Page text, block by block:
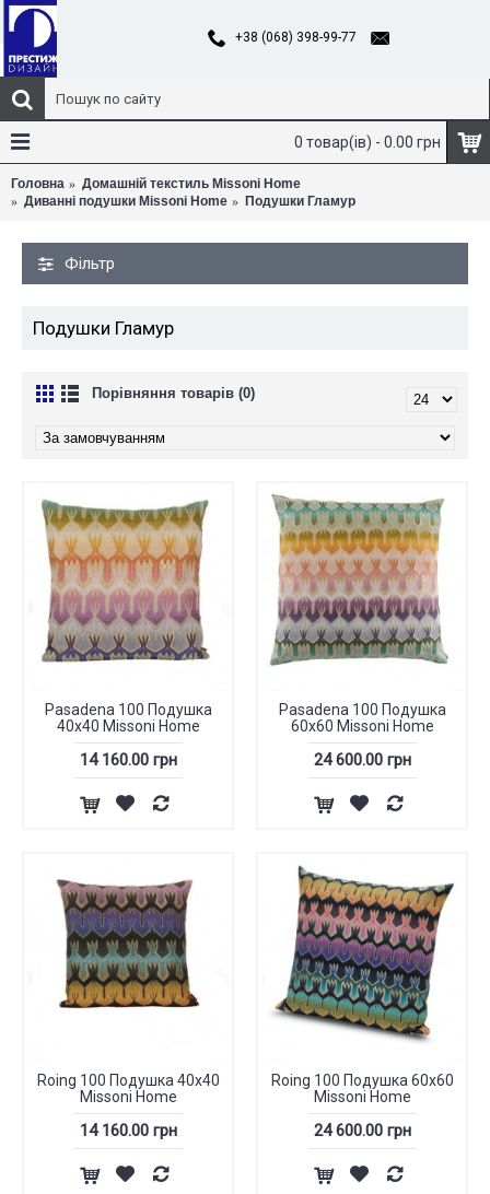
+38 (068) 398-99-77
0 товар(ів) - 0.00 грн
Головна
Домашній текстиль Missoni Home
Диванні подушки Missoni Home
Подушки Гламур
Фільтр
Подушки Гламур
Порівняння товарів (0)
Pasadena 100 Подушка
40х40 Missoni Home
14 160.00 грн
Pasadena 100 Подушка
60х60 Missoni Home
24 600.00 грн
Roing 100 Подушка 40х40
Missoni Home
14 160.00 грн
Roing 100 Подушка 60х60
Missoni Home
24 600.00 грн